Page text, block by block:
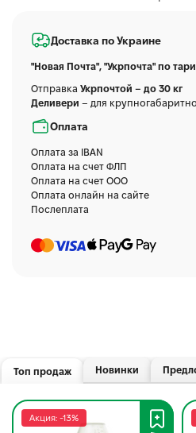
Доставка по Украине
"Новая Почта", "Укрпочта" по
Отправка Укрпочтой – до 30 кг
Деливери – для
Оплата
Оплата за IBAN
Оплата на счет ФЛП
Оплата на счет ООО
Оплата онлайн на сайте
Послеплата
Топ продаж Новинки
Акция: -13%